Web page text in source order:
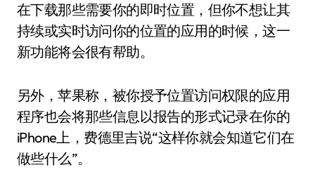
在下载那些需要你的即时位置，但你不想让其
持续或实时访问你的位置的应用的时候，这一
新功能将会很有帮助。
另外，苹果称，被你授予位置访问权限的应用
程序也会将那些信息以报告的形式记录在你的
iPhone上，费德里吉说“这样你就会知道它们在
做些什么”。